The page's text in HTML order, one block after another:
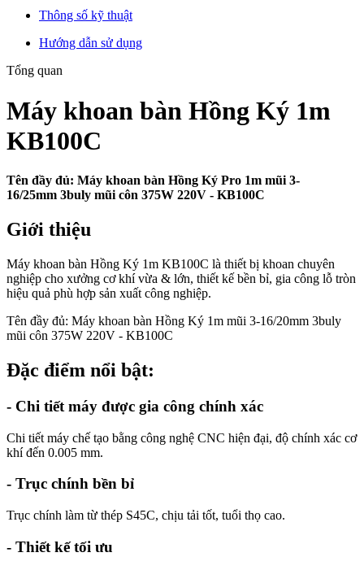
quantity
Thông số kỹ thuật
Hướng dẫn sử dụng
Tổng quan
Máy khoan bàn Hồng Ký 1m
KB100C
Tên đầy đủ: Máy khoan bàn Hồng Ký Pro 1m mũi 3-
16/25mm 3buly mũi côn 375W 220V - KB100C
Giới thiệu
Máy khoan bàn Hồng Ký 1m KB100C là thiết bị khoan chuyên
nghiệp cho xưởng cơ khí vừa & lớn, thiết kế bền bỉ, gia công lỗ tròn
hiệu quả phù hợp sản xuất công nghiệp.
Tên đầy đủ: Máy khoan bàn Hồng Ký 1m mũi 3-16/20mm 3buly
mũi côn 375W 220V - KB100C
Đặc điểm nổi bật:
- Chi tiết máy được gia công chính xác
Chi tiết máy chế tạo bằng công nghệ CNC hiện đại, độ chính xác cơ
khí đến 0.005 mm.
- Trục chính bền bỉ
Trục chính làm từ thép S45C, chịu tải tốt, tuổi thọ cao.
- Thiết kế tối ưu